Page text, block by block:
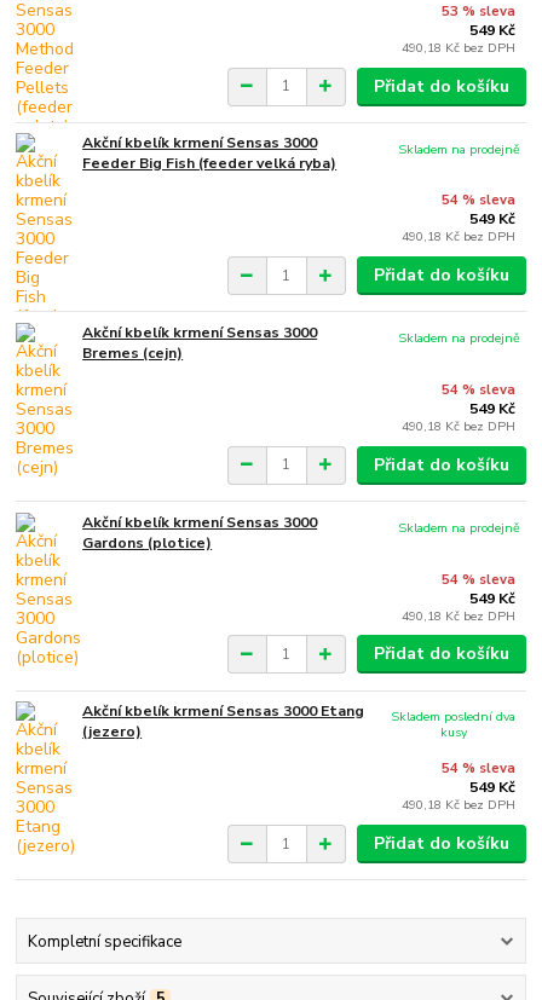
53 % sleva
549 Kč
490,18 Kč bez DPH
Přidat do košíku
Akční kbelík krmení Sensas 3000
Feeder Big Fish (feeder velká ryba)
54 % sleva
549 Kč
490,18 Kč bez DPH
Skladem na prodejně
Přidat do košíku
Akční kbelík krmení Sensas 3000
Bremes (cejn)
54 % sleva
549 Kč
490,18 Kč bez DPH
Skladem na prodejně
Přidat do košíku
Akční kbelík krmení Sensas 3000
Gardons (plotice)
54 % sleva
549 Kč
490,18 Kč bez DPH
Skladem na prodejně
Přidat do košíku
Akční kbelík krmení Sensas 3000 Etang
(jezero)
54 % sleva
549 Kč
490,18 Kč bez DPH
Skladem poslední dva
kusy
Přidat do košíku
Kompletní specifikace